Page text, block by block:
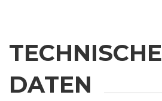
Nachname
E-mail
TECHNISCHE
DATEN